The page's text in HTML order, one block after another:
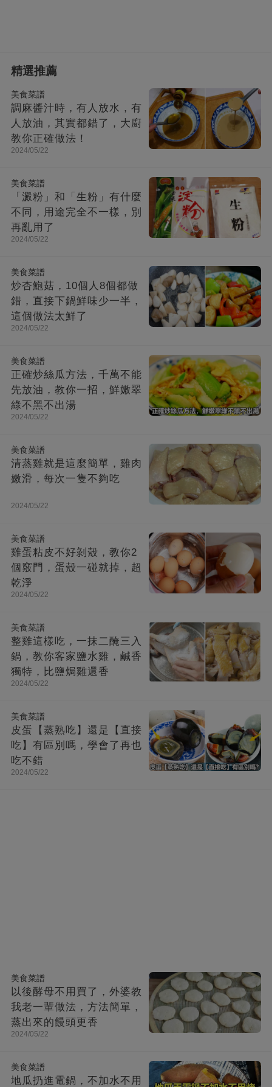
精選推薦
美食菜譜
調麻醬汁時，有人放水，有
人放油，其實都錯了，大廚
教你正確做法！
2024/05/22
美食菜譜
「澱粉」和「生粉」有什麼
不同，用途完全不一樣，別
再亂用了
2024/05/22
美食菜譜
炒杏鮑菇，10個人8個都做
錯，直接下鍋鮮味少一半，
這個做法太鮮了
2024/05/22
美食菜譜
正確炒絲瓜方法，千萬不能
先放油，教你一招，鮮嫩翠
綠不黑不出湯
2024/05/22
美食菜譜
清蒸雞就是這麼簡單，雞肉
嫩滑，每次一隻不夠吃
2024/05/22
美食菜譜
雞蛋粘皮不好剝殼，教你2
個竅門，蛋殼一碰就掉，超
乾淨
2024/05/22
美食菜譜
整雞這樣吃，一抹二醃三入
鍋，教你客家鹽水雞，鹹香
獨特，比鹽焗雞還香
2024/05/22
美食菜譜
皮蛋【蒸熟吃】還是【直接
吃】有區別嗎，學會了再也
吃不錯
2024/05/22
美食菜譜
以後酵母不用買了，外婆教
我老一輩做法，方法簡單，
蒸出來的饅頭更香
2024/05/22
美食菜譜
地瓜扔進電鍋，不加水不用